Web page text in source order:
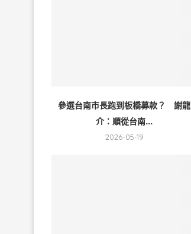
參選台南市長跑到板橋募款？ 謝龍
介：順從台南...
2026-05-19